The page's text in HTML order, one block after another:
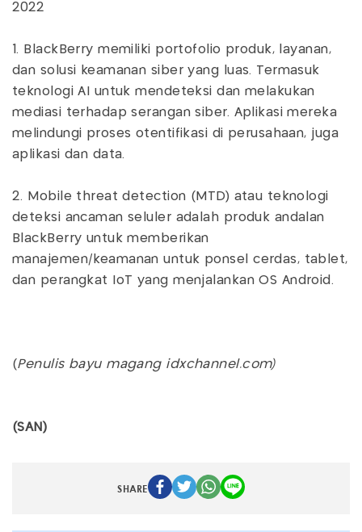
2022
1. BlackBerry memiliki portofolio produk, layanan,
dan solusi keamanan siber yang luas. Termasuk
teknologi AI untuk mendeteksi dan melakukan
mediasi terhadap serangan siber. Aplikasi mereka
melindungi proses otentifikasi di perusahaan, juga
aplikasi dan data.
2. Mobile threat detection (MTD) atau teknologi
deteksi ancaman seluler adalah produk andalan
BlackBerry untuk memberikan
manajemen/keamanan untuk ponsel cerdas, tablet,
dan perangkat IoT yang menjalankan OS Android.
(Penulis bayu magang idxchannel.com)
(SAN)
SHARE